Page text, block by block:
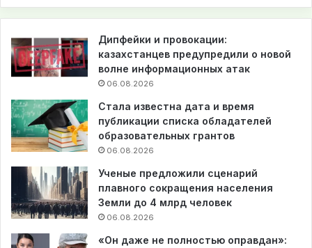
Дипфейки и провокации:
казахстанцев предупредили о новой
волне информационных атак
06.08.2026
Стала известна дата и время
публикации списка обладателей
образовательных грантов
06.08.2026
Ученые предложили сценарий
плавного сокращения населения
Земли до 4 млрд человек
06.08.2026
«Он даже не полностью оправдан»: